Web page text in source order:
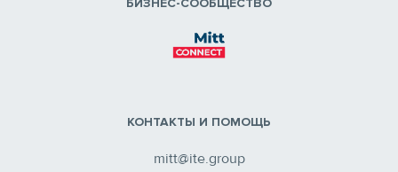
КОНТАКТЫ И ПОМОЩЬ
mitt@ite.group